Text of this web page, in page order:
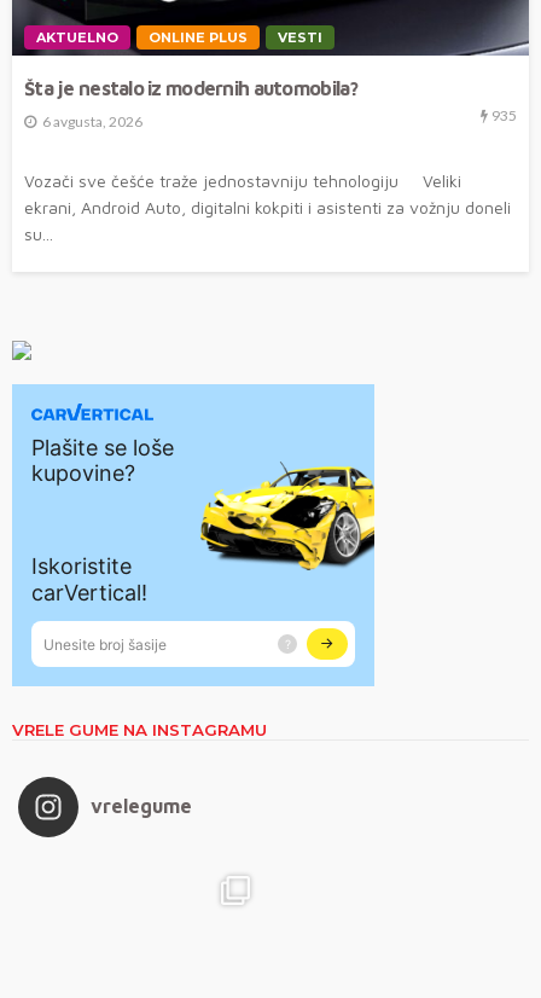
AKTUELNO ONLINE PLUS VESTI
Šta je nestalo iz modernih automobila?
6 avgusta, 2026 935
Vozači sve češće traže jednostavniju tehnologiju Veliki
ekrani, Android Auto, digitalni kokpiti i asistenti za vožnju doneli
su...
VRELE GUME NA INSTAGRAMU
vrelegume